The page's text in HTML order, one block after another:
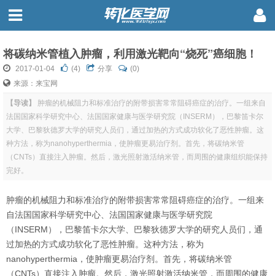
将碳纳米管植入肿瘤，利用激光靶向“烧死”癌细胞！
2017-01-04 (4) 分享
(0)
来源：来宝网
【导读】
肿瘤的机械阻力和标准治疗的附带损害常常阻碍癌症的治疗。一组来自
法国国家科学研究中心、法国国家健康与医学研究院（INSERM），巴黎笛卡尔
大学、巴黎狄德罗大学的研究人员们，通过加热的方式成功软化了恶性肿瘤。这
种方法，称为nanohyperthermia，使肿瘤更易治疗剂。首先，将碳纳米管
（CNTs）直接注入肿瘤。然后，激光照射激活纳米管，而周围的健康组织能保持
完好。
肿瘤的机械阻力和标准治疗的附带损害常常阻碍癌症的治疗。一组来
自法国国家科学研究中心、法国国家健康与医学研究院
（INSERM），巴黎笛卡尔大学、巴黎狄德罗大学的研究人员们，通
过加热的方式成功软化了恶性肿瘤。这种方法，称为
nanohyperthermia ，使肿瘤更易治疗剂。首先，将碳纳米管
（CNTs）直接注入肿瘤。然后，激光照射激活纳米管，而周围的健康